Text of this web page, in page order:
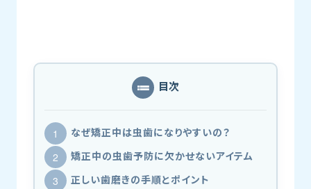
目次
なぜ矯正中は虫歯になりやすいの？
矯正中の虫歯予防に欠かせないアイテム
正しい歯磨きの手順とポイント